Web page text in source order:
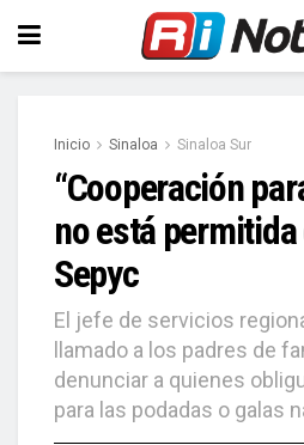
Inicio Sinaloa Sinaloa Sur
“Cooperación
no está
Sepyc
El jefe de servicios
llamado a los padres de
denunciar a quienes
para las podadas o galas